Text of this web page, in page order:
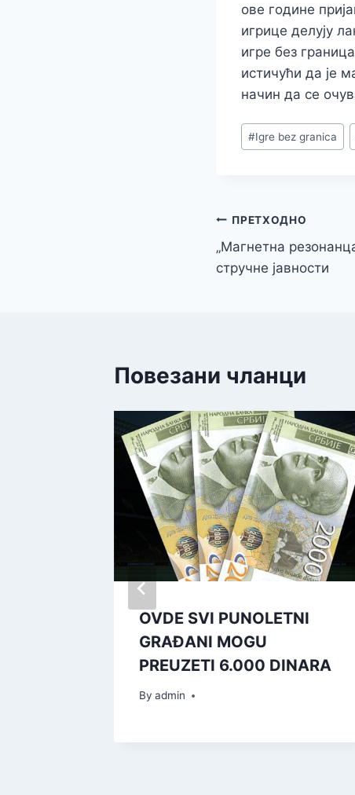
ове године
игрице делују
игре без
истичући да је
начин да се
Post
Tags:
#Igre bez granica
Кретање
чланка
ПРЕТХОДНО
„Магнетна
стручне јавности
Повезани чланци
OVDE SVI PUNOLETNI
GRAĐANI MOGU
PREUZETI 6.000 DINARA
By admin